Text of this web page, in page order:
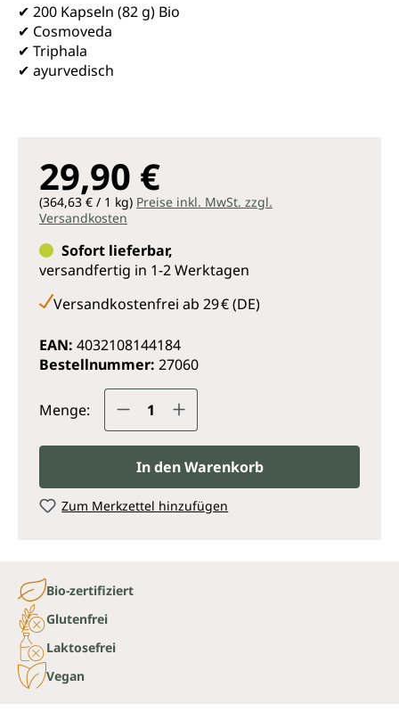
✔ 200 Kapseln (82 g) Bio
✔ Cosmoveda
✔ Triphala
✔ ayurvedisch
29,90 €
(364,63 € / 1 kg) Preise inkl. MwSt. zzgl.
Versandkosten
Sofort lieferbar,
versandfertig in 1-2 Werktagen
Versandkostenfrei ab 29 € (DE)
EAN: 4032108144184
Bestellnummer: 27060
Menge: Produkt Anzahl: Gib den
In den Warenkorb
Zum Merkzettel hinzufügen
Bio-zertifiziert
Glutenfrei
Laktosefrei
Vegan